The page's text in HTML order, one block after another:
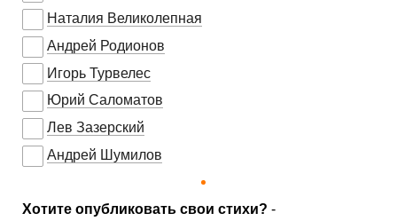
Наталия Великолепная
Андрей Родионов
Игорь Турвелес
Юрий Саломатов
Лев Зазерский
Андрей Шумилов
Хотите опубликовать свои стихи? -